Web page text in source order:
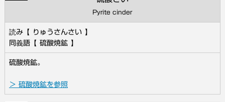
Pyrite cinder
りゅうさんさい
硫酸焼鉱
硫酸焼鉱。
＞ 硫酸焼鉱を参照